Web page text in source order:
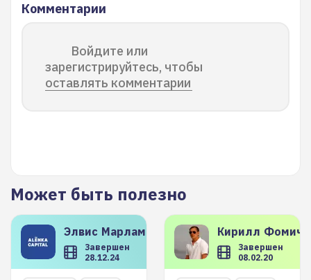
Комментарии
Войдите или
зарегистрируйтесь, чтобы
оставлять комментарии
Может быть полезно
Элвис Марламов
Завершен
28.12.24
Кирилл
Завершен
08.02.20